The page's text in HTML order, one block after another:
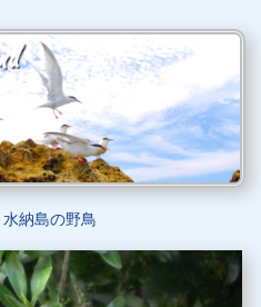
水納島の野鳥